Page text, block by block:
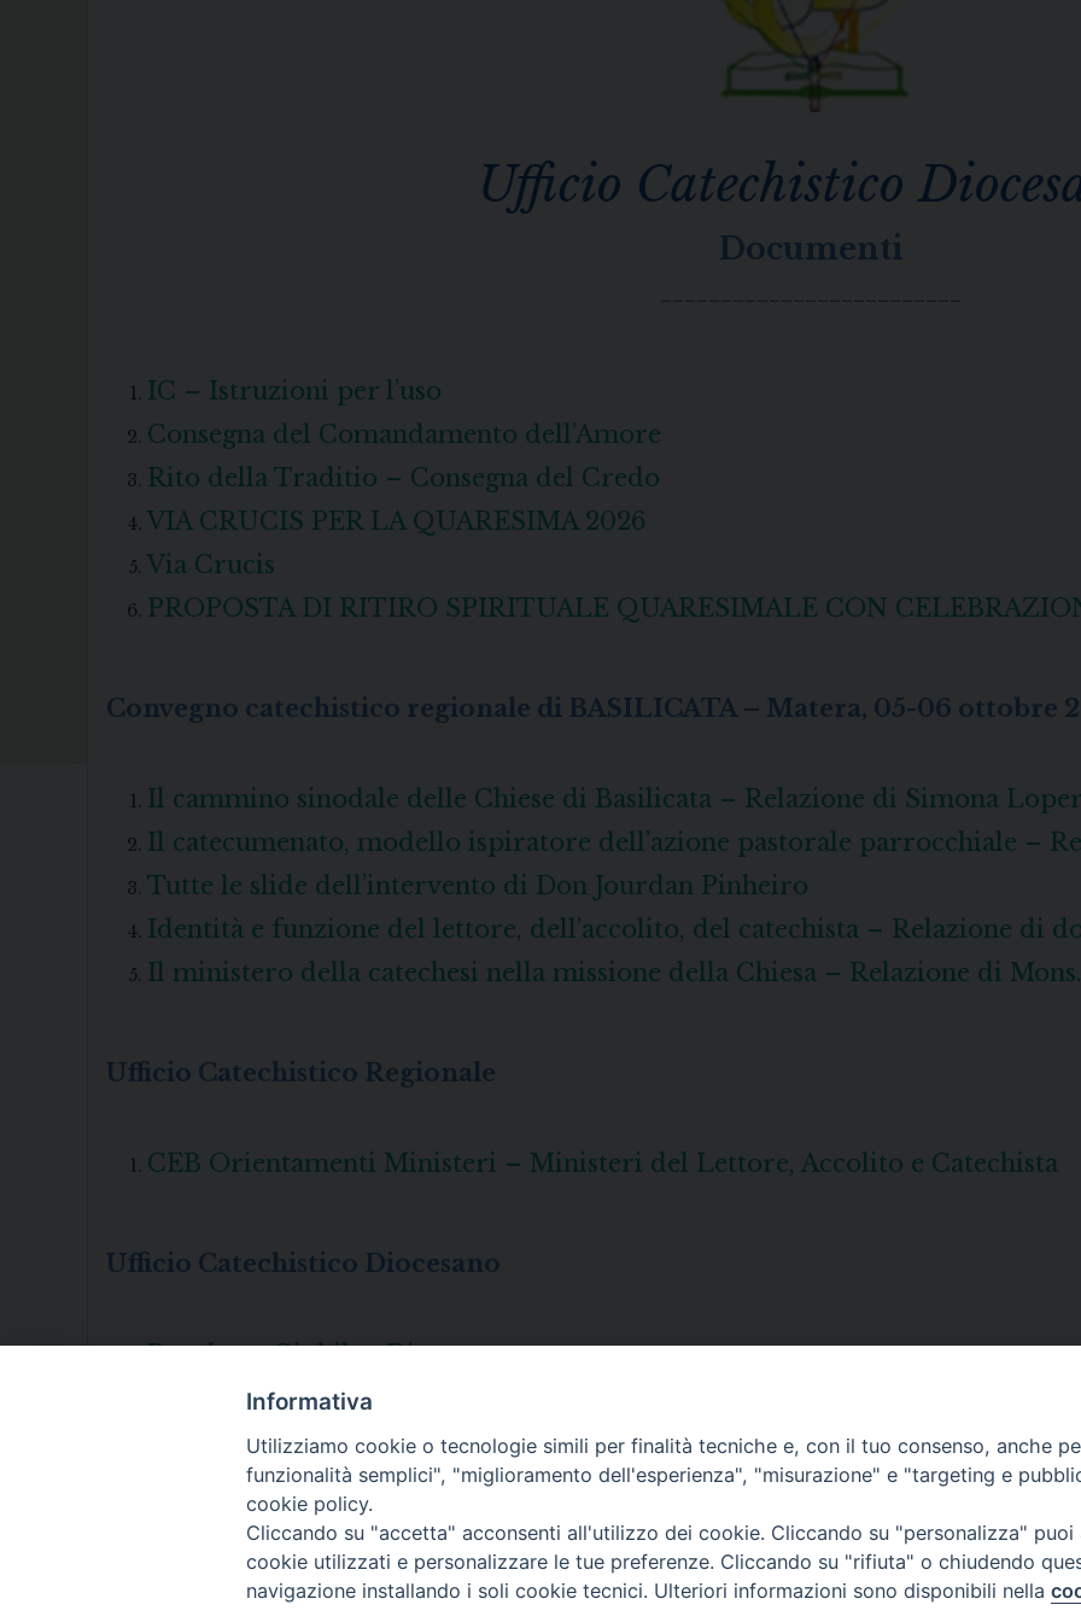
Ufficio Catechistico
Documenti
IC – Istruzioni per l’uso
Consegna del Comandamento dell’Amore
Rito della Traditio – Consegna del Credo
VIA CRUCIS PER LA QUARESIMA 2026
Via Crucis
PROPOSTA DI RITIRO SPIRITUALE QUARESIMALE CON
Convegno catechistico regionale di BASILICATA – Matera, 05-06 ottobre
Il cammino sinodale delle Chiese di Basilicata – Relazione di Simona
Il catecumenato, modello ispiratore dell’azione pastorale parrocchiale –
Tutte le slide dell’intervento di Don Jourdan Pinheiro
Identità e funzione del lettore, dell’accolito, del catechista – Relazione di
Il ministero della catechesi nella missione della Chiesa – Relazione di
Ufficio Catechistico Regionale
CEB Orientamenti Ministeri – Ministeri del Lettore, Accolito e Catechista
Ufficio Catechistico Diocesano
Brochure Giubileo Diocesano
• Largo Duomo, 12 -
Informativa
Utilizziamo cookie o tecnologie simili per finalità tecniche e, con il tuo consenso, anche
funzionalità semplici", "miglioramento dell'esperienza", "misurazione" e "targeting e
cookie policy.
Cliccando su "accetta" acconsenti all'utilizzo dei cookie. Cliccando su "personalizza"
cookie utilizzati e personalizzare le tue preferenze. Cliccando su "rifiuta" o chiudendo
navigazione installando i soli cookie tecnici. Ulteriori informazioni sono disponibili nella